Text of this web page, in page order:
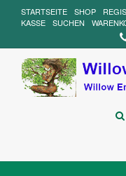
STARTSEITE SHOP
KASSE
SUCHEN